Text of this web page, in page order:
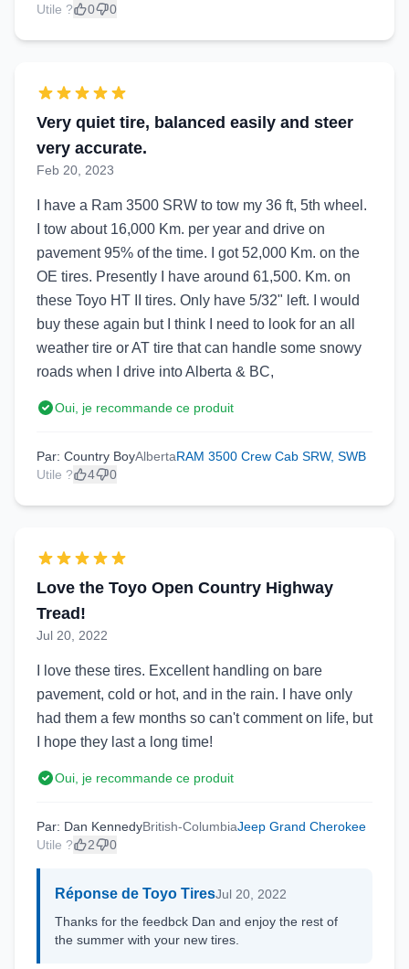
Utile ?
0 0
Very quiet tire, balanced easily and steer
very accurate.
Feb 20, 2023
I have a Ram 3500 SRW to tow my 36 ft, 5th wheel.
I tow about 16,000 Km. per year and drive on
pavement 95% of the time. I got 52,000 Km. on the
OE tires. Presently I have around 61,500. Km. on
these Toyo HT II tires. Only have 5/32" left. I would
buy these again but I think I need to look for an all
weather tire or AT tire that can handle some snowy
roads when I drive into Alberta & BC,
Oui, je recommande ce produit
Par: Country BoyAlbertaRAM 3500 Crew Cab SRW, SWB
Utile ?
4 0
Love the Toyo Open Country Highway
Tread!
Jul 20, 2022
I love these tires. Excellent handling on bare
pavement, cold or hot, and in the rain. I have only
had them a few months so can't comment on life, but
I hope they last a long time!
Oui, je recommande ce produit
Par: Dan KennedyBritish-ColumbiaJeep Grand Cherokee
Utile ?
2 0
Réponse de Toyo TiresJul 20, 2022
Thanks for the feedbck Dan and enjoy the rest of
the summer with your new tires.